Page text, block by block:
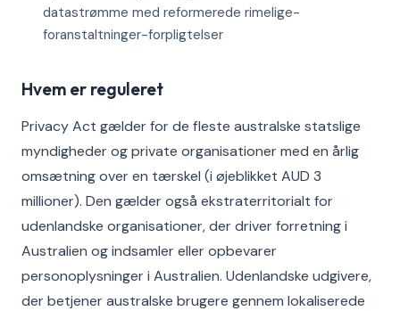
datastrømme med reformerede rimelige-
foranstaltninger-forpligtelser
Hvem er reguleret
Privacy Act gælder for de fleste australske statslige
myndigheder og private organisationer med en årlig
omsætning over en tærskel (i øjeblikket AUD 3
millioner). Den gælder også ekstraterritorialt for
udenlandske organisationer, der driver forretning i
Australien og indsamler eller opbevarer
personoplysninger i Australien. Udenlandske udgivere,
der betjener australske brugere gennem lokaliserede